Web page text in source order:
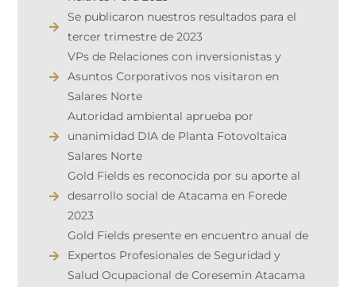
Se publicaron nuestros resultados para el
tercer trimestre de 2023
VPs de Relaciones con inversionistas y
Asuntos Corporativos nos visitaron en
Salares Norte
Autoridad ambiental aprueba por
unanimidad DIA de Planta Fotovoltaica
Salares Norte
Gold Fields es reconocida por su aporte al
desarrollo social de Atacama en Forede
2023
Gold Fields presente en encuentro anual de
Expertos Profesionales de Seguridad y
Salud Ocupacional de Coresemin Atacama